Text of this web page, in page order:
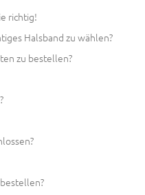
richtig!
Halsband zu wählen?
zu bestellen?